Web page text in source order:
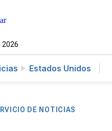
2026
Estados Unidos
DE NOTICIAS